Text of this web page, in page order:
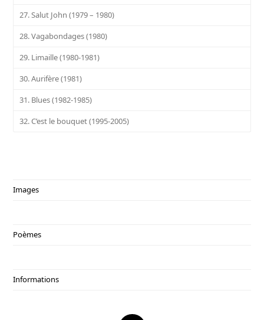
27. Salut John (1979 – 1980)
28. Vagabondages (1980)
29. Limaille (1980-1981)
30. Aurifère (1981)
31. Blues (1982-1985)
32. C’est le bouquet (1995-2005)
Images
Poèmes
Informations